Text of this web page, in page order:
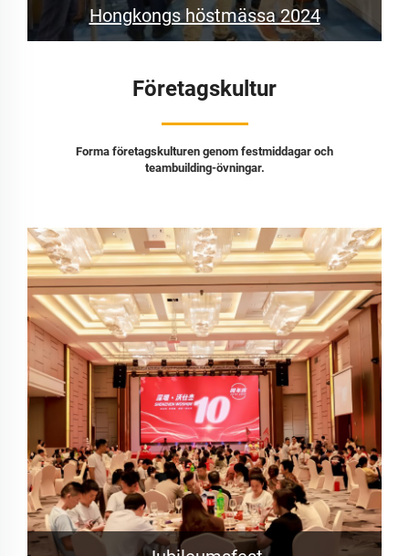
Hongkongs höstmässa 2024
Företagskultur
Forma företagskulturen genom festmiddagar och
teambuilding-övningar.